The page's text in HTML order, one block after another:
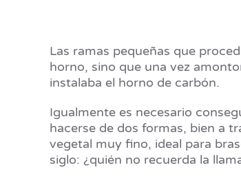
Las ramas pequeñas que
horno, sino que una vez
instalaba el horno de carbón.
Igualmente es necesario
hacerse de dos formas, bien a
vegetal muy fino, ideal para
siglo: ¿quién no recuerda la